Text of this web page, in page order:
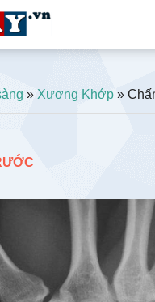
»Xương Khớp »